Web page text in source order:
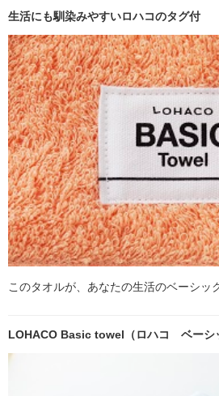
生活にも馴染みやすいロハコのタグ付
このタオルが、あなたの生活のベーシッ
LOHACO Basic towel（ロハコ ベーシ